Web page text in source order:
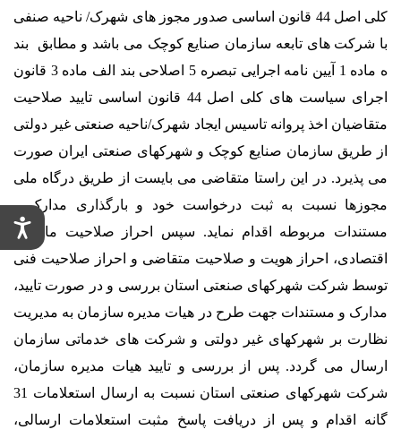
کلی اصل 44 قانون اساسی صدور مجوز های شهرک/ ناحیه صنفی
با شرکت های تابعه سازمان صنایع کوچک می باشد و مطابق بند
ه ماده 1 آیین نامه اجرایی تبصره 5 اصلاحی بند الف ماده 3 قانون
اجرای سیاست های کلی اصل 44 قانون اساسی تایید صلاحیت
متقاضیان اخذ پروانه تاسیس ایجاد شهرک/ناحیه صنعتی غیر دولتی
از طریق سازمان صنایع کوچک و شهرکهای صنعتی ایران صورت
می پذیرد. در این راستا متقاضی می بایست از طریق درگاه ملی
مجوزها نسبت به ثبت درخواست خود و بارگذاری مدارک و
مستندات مربوطه اقدام نماید. سپس احراز صلاحیت مالی و
اقتصادی، احراز هویت و صلاحیت متقاضی و احراز صلاحیت فنی
توسط شرکت شهرکهای صنعتی استان بررسی و در صورت تایید،
مدارک و مستندات جهت طرح در هیات مدیره سازمان به مدیریت
نظارت بر شهرکهای غیر دولتی و شرکت های خدماتی سازمان
ارسال می گردد. پس از بررسی و تایید هیات مدیره سازمان،
شرکت شهرکهای صنعتی استان نسبت به ارسال استعلامات 31
گانه اقدام و پس از دریافت پاسخ مثبت استعلامات ارسالی،